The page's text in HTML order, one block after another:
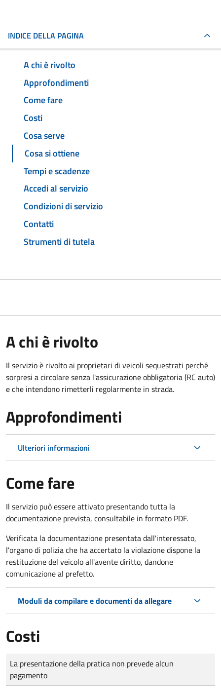
INDICE DELLA PAGINA
A chi è rivolto
Approfondimenti
Come fare
Costi
Cosa serve
Cosa si ottiene
Tempi e scadenze
Accedi al servizio
Condizioni di servizio
Contatti
Strumenti di tutela
A chi è rivolto
Il servizio è rivolto ai proprietari di veicoli sequestrati perché
sorpresi a circolare senza l'assicurazione obbligatoria (RC auto)
e che intendono rimetterli regolarmente in strada.
Approfondimenti
Ulteriori informazioni
Come fare
Il servizio può essere attivato presentando tutta la
documentazione prevista, consultabile in formato PDF.
Verificata la documentazione presentata dall'interessato,
l'organo di polizia che ha accertato la violazione dispone la
restituzione del veicolo all'avente diritto, dandone
comunicazione al prefetto.
Moduli da compilare e documenti da allegare
Costi
Tipo di pagamento
Importo
La presentazione della pratica non prevede alcun
pagamento